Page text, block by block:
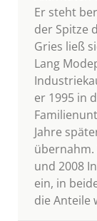
Er steht
der Spitze
Gries ließ
Lang
er 1995 in
Jahre
übernahm.
und 2008
ein, in
die Anteile